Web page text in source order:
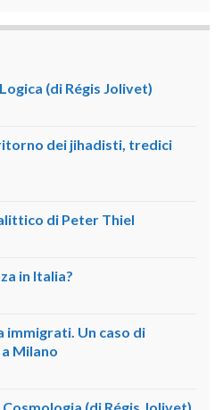
(di Régis Jolivet)
dei jihadisti, tredici
di Peter Thiel
in Italia?
immigrati. Un caso di
Milano